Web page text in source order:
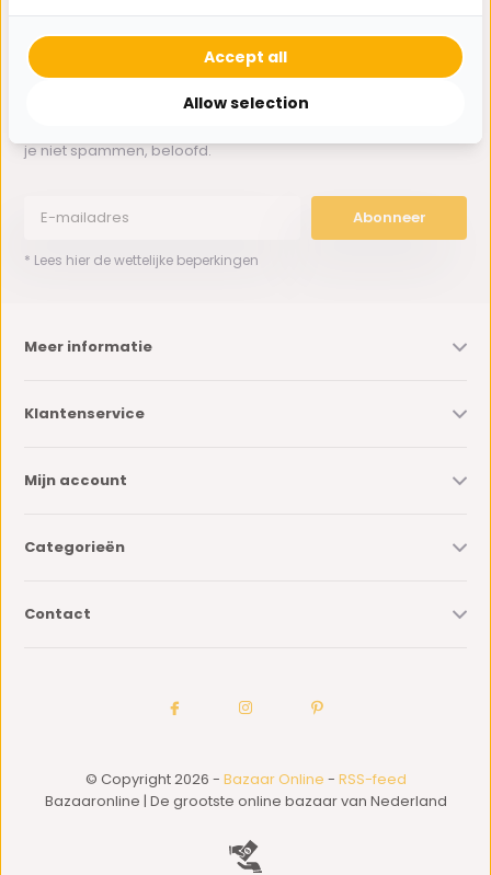
je niet spammen, beloofd.
Abonneer
* Lees hier de wettelijke beperkingen
Meer informatie
Klantenservice
Mijn account
Categorieën
Contact
© Copyright 2026 - Bazaar Online - RSS-feed
Bazaaronline | De grootste online bazaar van Nederland
Allow selection
Accept all